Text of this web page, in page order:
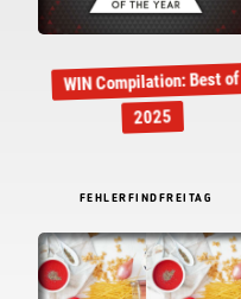
WIN Compilation: Best of
2025
FEHLERFINDFREITAG